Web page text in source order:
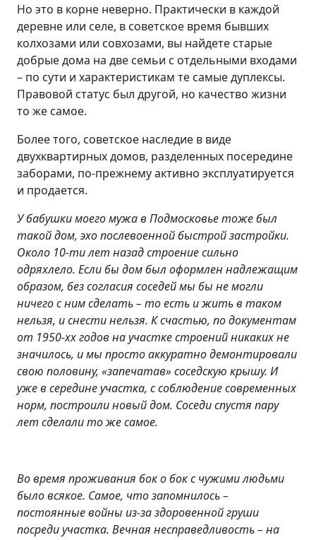
Но это в корне неверно. Практически в каждой
деревне или селе, в советское время бывших
колхозами или совхозами, вы найдете старые
добрые дома на две семьи с отдельными входами
– по сути и характеристикам те самые дуплексы.
Правовой статус был другой, но качество жизни
то же самое.
Более того, советское наследие в виде
двухквартирных домов, разделенных посередине
заборами, по-прежнему активно эксплуатируется
и продается.
У бабушки моего мужа в Подмосковье тоже был
такой дом, эхо послевоенной быстрой застройки.
Около 10-ти лет назад строение сильно
одряхлело. Если бы дом был оформлен надлежащим
образом, без согласия соседей мы бы не могли
ничего с ним сделать – то есть и жить в таком
нельзя, и снести нельзя. К счастью, по документам
от 1950-хх годов на участке строений никаких не
значилось, и мы просто аккуратно демонтировали
свою половину, «запечатав» соседскую крышу. И
уже в середине участка, с соблюдение современных
норм, построили новый дом. Соседи спустя пару
лет сделали то же самое.
Во время проживания бок о бок с чужими людьми
было всякое. Самое, что запомнилось –
постоянные войны из-за здоровенной груши
посреди участка. Вечная несправедливость – на